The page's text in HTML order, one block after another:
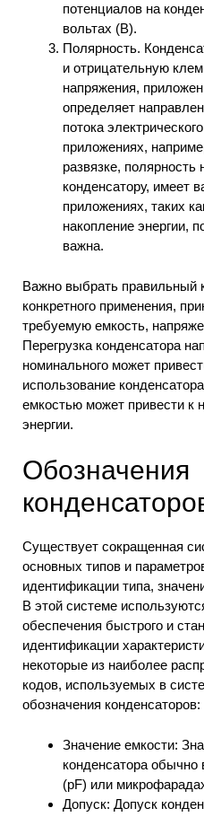
потенциалов на
вольтах (В).
Полярность.
и отрицательную
напряжения,
определяет
потока
приложениях,
развязке, полярность
конденсатору, имеет
приложениях, таких
накопление энергии,
важна.
Важно выбрать правильный
конкретного применения,
требуемую емкость,
Перегрузка конденсатора
номинального может
использование
емкостью может привести к
энергии.
Обозначения
Существует сокращенная
основных типов и
идентификации типа,
В этой системе
обеспечения быстрого и
идентификации
некоторые из наиболее
кодов, используемых в
обозначения конденсаторов:
Значение емкости:
конденсатора
(pF) или
Допуск: Допуск